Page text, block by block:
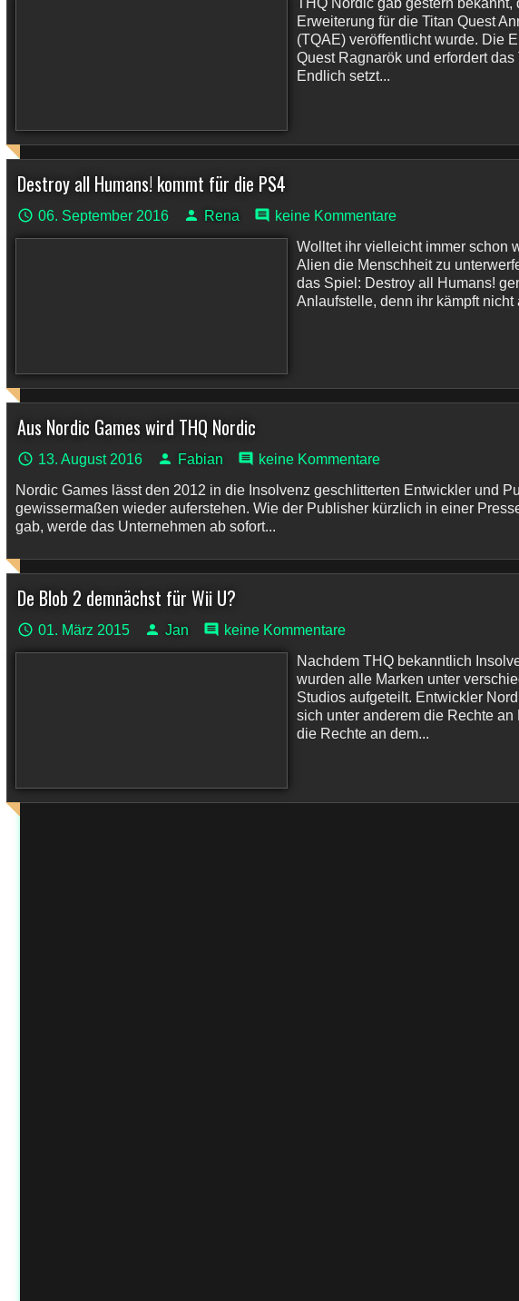
THQ Nordic gab gestern bekannt,
Erweiterung für die Titan Quest
(TQAE) veröffentlicht wurde. Die
Quest Ragnarök und erfordert
Endlich setzt...
Destroy all Humans! kommt für die PS4
06. September 2016 Rena
keine Kommentare
Wolltet ihr vielleicht immer schon
Alien die Menschheit zu
das Spiel: Destroy all Humans!
Anlaufstelle, denn ihr kämpft nicht
Aus Nordic Games wird THQ Nordic
13. August 2016 Fabian
keine Kommentare
Nordic Games lässt den 2012 in die Insolvenz geschlitterten Entwickler und
gewissermaßen wieder auferstehen. Wie der Publisher kürzlich in einer
gab, werde das Unternehmen ab sofort...
De Blob 2 demnächst für Wii U?
01. März 2015 Jan
keine Kommentare
Nachdem THQ bekanntlich
wurden alle Marken unter
Studios aufgeteilt. Entwickler
sich unter anderem die Rechte an
die Rechte an dem...